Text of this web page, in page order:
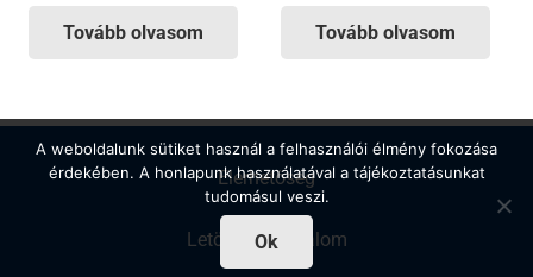
Tovább olvasom Tovább olvasom
Elérhetőség
Letölthető tartalom
A weboldalunk sütiket használ a felhasználói élmény fokozása
érdekében. A honlapunk használatával a tájékoztatásunkat
tudomásul veszi.
Ok